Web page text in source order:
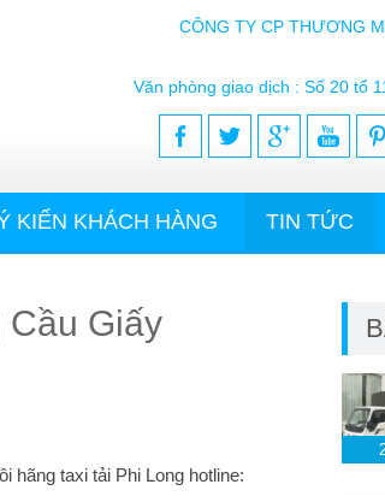
CÔNG TY CP THƯƠNG
Văn phòng giao dịch : Số 20 tổ
KIẾN KHÁCH HÀNG TIN TỨC
Giấy
hãng taxi tải Phi Long hotline: